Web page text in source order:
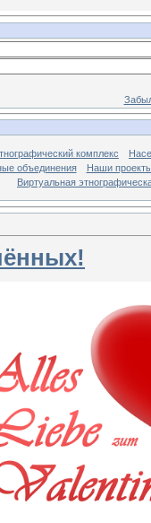
комплекс
объединения
Наши
Виртуальная